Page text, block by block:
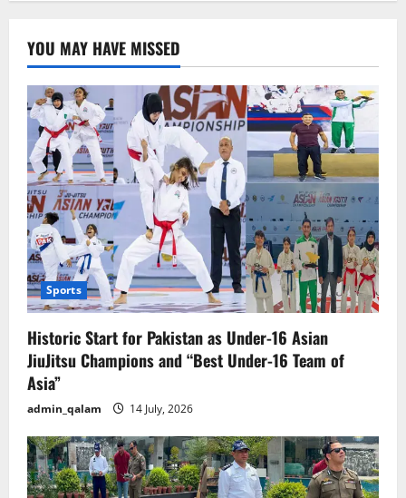
YOU MAY HAVE MISSED
Sports
Historic Start for Pakistan as Under-16 Asian
JiuJitsu Champions and “Best Under-16 Team of
Asia”
admin_qalam 14 July, 2026